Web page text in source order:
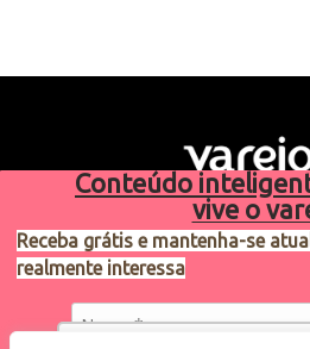
Conteúdo
vive o
Receba grátis e mantenha-se
realmente interessa
Sugestões de